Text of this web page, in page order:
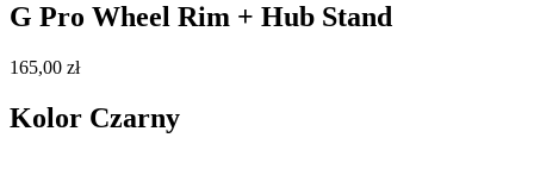
G Pro Wheel Rim + Hub Stand
165,00 zł
Kolor Czarny